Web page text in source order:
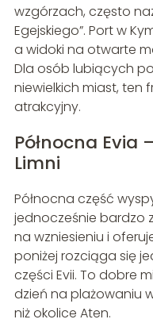
wzgórzach, często
Egejskiego”. Port w
a widoki na otwarte
Dla osób lubiących
niewielkich miast, ten
atrakcyjny.
Północna Evia
Limni
Północna część
jednocześnie bardzo
na wzniesieniu i
poniżej rozciąga się
części Evii. To dobre
dzień na plażowaniu
niż okolice Aten.